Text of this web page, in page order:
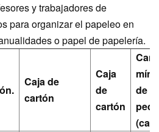
y trabajadores de
para organizar el papeleo en
o papel de papelería.
Caja de
cartón
Caja
de
cartón
de